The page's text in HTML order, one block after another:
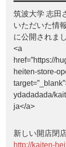
筑波大学 志田
いただいた情
に公開されまし
<a
href=”https://
heiten-store-
ydadadada/
ja</a>
新しい開店閉
http://kaiten-